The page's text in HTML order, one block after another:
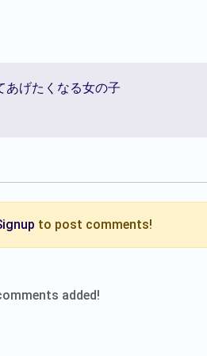
あげたくなる女の子
to post comments!
added!